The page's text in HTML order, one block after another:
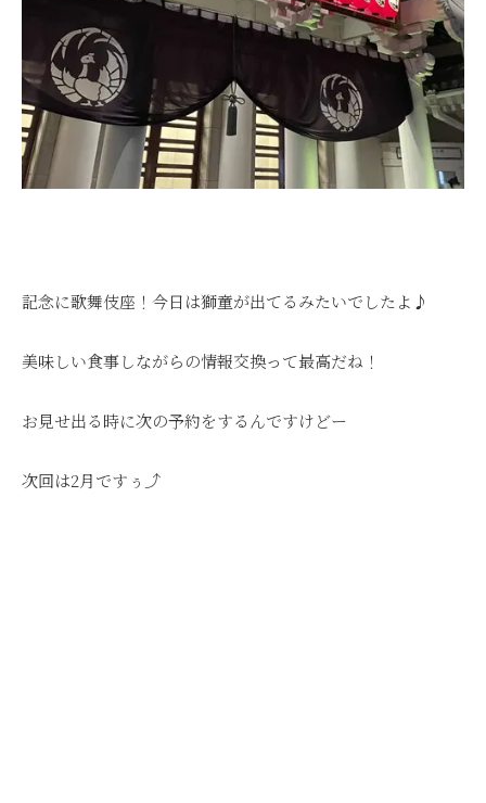
記念に歌舞伎座！今日は獅童が出てるみたいでしたよ♪
美味しい食事しながらの情報交換って最高だね！
お見せ出る時に次の予約をするんですけどー
次回は2月ですぅ⤴